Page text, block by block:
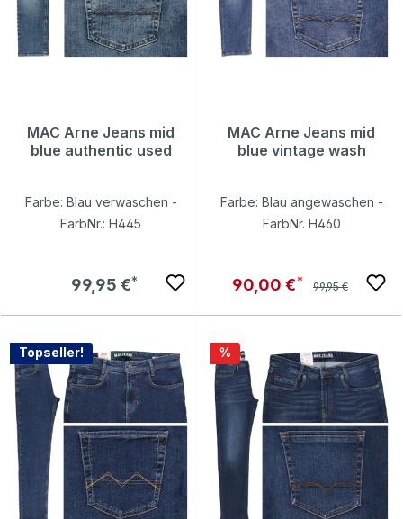
MAC Arne Jeans mid
blue authentic used
Farbe: Blau verwaschen -
FarbNr.: H445
Regulärer Preis:
99,95 €
MAC Arne Jeans mid
blue vintage wash
Farbe: Blau angewaschen -
FarbNr. H460
Verkaufspreis:
90,00 € Regulärer Preis:
99,95 €
Topseller! Rabatt
%